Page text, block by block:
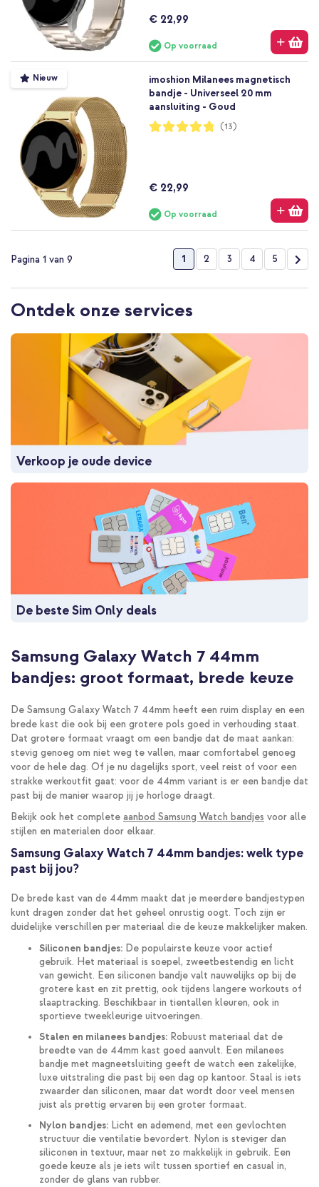
€ 22,99
Op voorraad
Nieuw
imoshion Milanees magnetisch
bandje - Universeel 20 mm
aansluiting - Goud
Waardering:
(13)
€ 22,99
Op voorraad
Pagina 1 van 9 Pagina
U lees momenteel pagina
1 Pagina
2 Pagina
3 Pagina
4 Pagina
5
Ontdek onze services
Verkoop je oude device
De beste Sim Only deals
Samsung Galaxy Watch 7 44mm
bandjes: groot formaat, brede keuze
De Samsung Galaxy Watch 7 44mm heeft een ruim display en een
brede kast die ook bij een grotere pols goed in verhouding staat.
Dat grotere formaat vraagt om een bandje dat de maat aankan:
stevig genoeg om niet weg te vallen, maar comfortabel genoeg
voor de hele dag. Of je nu dagelijks sport, veel reist of voor een
strakke werkoutfit gaat: voor de 44mm variant is er een bandje dat
past bij de manier waarop jij je horloge draagt.
Bekijk ook het complete aanbod Samsung Watch bandjes voor alle
stijlen en materialen door elkaar.
Samsung Galaxy Watch 7 44mm bandjes: welk type
past bij jou?
De brede kast van de 44mm maakt dat je meerdere bandjestypen
kunt dragen zonder dat het geheel onrustig oogt. Toch zijn er
duidelijke verschillen per materiaal die de keuze makkelijker maken.
Siliconen bandjes: De populairste keuze voor actief
gebruik. Het materiaal is soepel, zweetbestendig en licht
van gewicht. Een siliconen bandje valt nauwelijks op bij de
grotere kast en zit prettig, ook tijdens langere workouts of
slaaptracking. Beschikbaar in tientallen kleuren, ook in
sportieve tweekleurige uitvoeringen.
Stalen en milanees bandjes: Robuust materiaal dat de
breedte van de 44mm kast goed aanvult. Een milanees
bandje met magneetsluiting geeft de watch een zakelijke,
luxe uitstraling die past bij een dag op kantoor. Staal is iets
zwaarder dan siliconen, maar dat wordt door veel mensen
juist als prettig ervaren bij een groter formaat.
Nylon bandjes: Licht en ademend, met een gevlochten
structuur die ventilatie bevordert. Nylon is steviger dan
siliconen in textuur, maar net zo makkelijk in gebruik. Een
goede keuze als je iets wilt tussen sportief en casual in,
zonder de glans van rubber.